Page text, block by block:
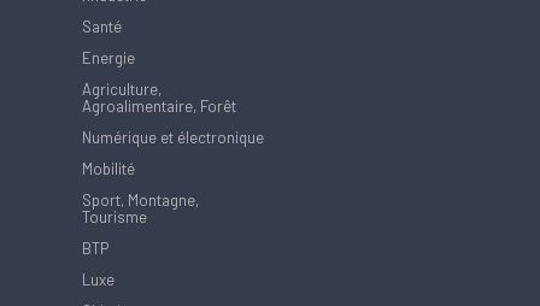
Santé
Energie
Agriculture,
Agroalimentaire, Forêt
Numérique et électronique
Mobilité
Sport, Montagne,
Tourisme
BTP
Luxe